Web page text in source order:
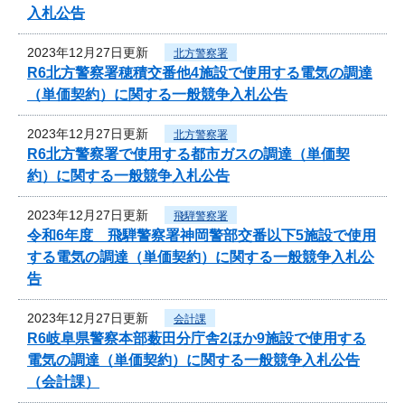
入札公告
2023年12月27日更新 北方警察署
R6北方警察署穂積交番他4施設で使用する電気の調達
（単価契約）に関する一般競争入札公告
2023年12月27日更新 北方警察署
R6北方警察署で使用する都市ガスの調達（単価契
約）に関する一般競争入札公告
2023年12月27日更新 飛騨警察署
令和6年度 飛騨警察署神岡警部交番以下5施設で使用
する電気の調達（単価契約）に関する一般競争入札公
告
2023年12月27日更新 会計課
R6岐阜県警察本部薮田分庁舎2ほか9施設で使用する
電気の調達（単価契約）に関する一般競争入札公告
（会計課）